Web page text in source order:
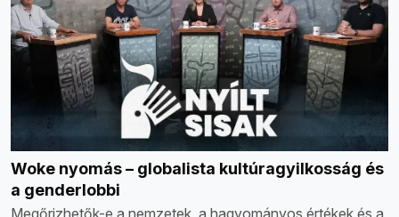
Woke nyomás – globalista kultúragyilkosság és
a genderlobbi